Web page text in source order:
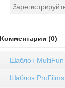
Комментарии (0)
Шаблон MultiFun
Шаблон ProFilms